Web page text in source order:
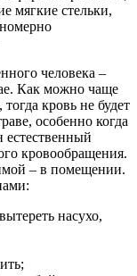
мягкие стельки,
человека –
Как можно чаще
кровь не будет
особенно когда
естественный
кровообращения.
– в помещении.
насухо,